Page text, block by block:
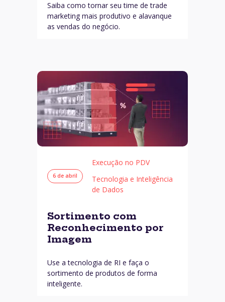
Saiba como tornar seu time de trade
marketing mais produtivo e alavanque
as vendas do negócio.
6 de abril
Execução no PDV
Tecnologia e Inteligência
de Dados
Sortimento com
Reconhecimento por
Imagem
Use a tecnologia de RI e faça o
sortimento de produtos de forma
inteligente.